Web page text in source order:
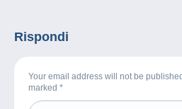
Rispondi
Your email address will not be
marked *